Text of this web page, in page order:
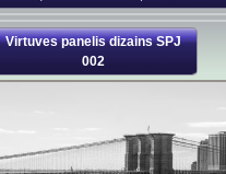
Virtuves panelis dizains SPJ
002